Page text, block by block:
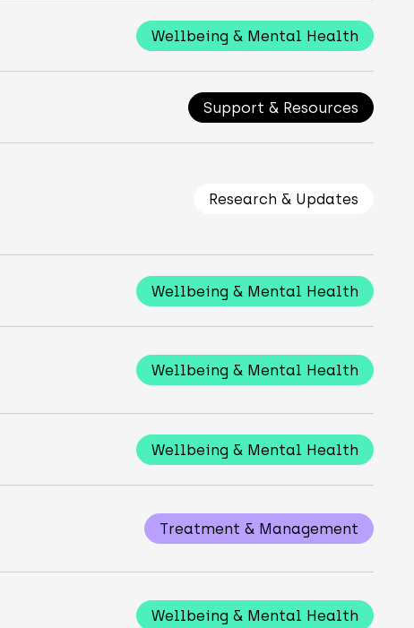
Wellbeing & Mental Health
Support & Resources
Research & Updates
Wellbeing & Mental Health
Wellbeing & Mental Health
Wellbeing & Mental Health
Treatment & Management
Wellbeing & Mental Health